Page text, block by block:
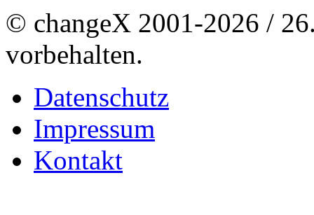
© changeX 2001-2026 /
vorbehalten.
Datenschutz
Impressum
Kontakt